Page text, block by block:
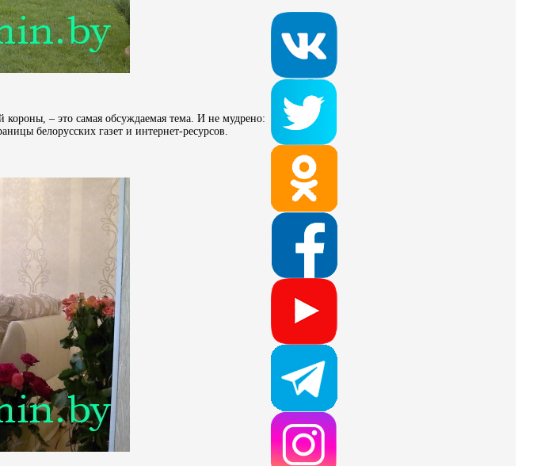
короны, – это самая обсуждаемая тема. И не мудрено:
белорусских газет и интернет-ресурсов.